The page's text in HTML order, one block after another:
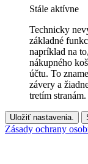
Stále aktívne
Technicky
základné
napríklad na
nákupného
účtu. To
závery a
tretím stranám.
Uložiť nastavenia.
Zásady ochrany